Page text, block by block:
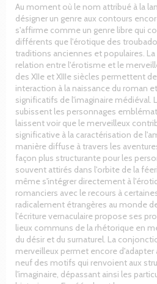
Au moment où le nom attribué à la
désigner un genre aux contours
s'affirme comme un genre libre qui
différents que l'érotique des
traditions anciennes et populaires.
relation entre l'érotisme et le
des XIIe et XIIIe siècles permettent
interaction à la naissance du roman
significatifs de l'imaginaire médiéval.
subissent les personnages
laissent voir que le merveilleux
significative à la caractérisation de
manière diffuse à travers les
façon plus structurante pour les
souvent attirés dans l'orbite de la
même s'intégrer directement à
romanciers avec le recours à
radicalement étrangères au monde
l'écriture vernaculaire propose ses
lieux communs de la rhétorique en
du désir et du surnaturel. La
merveilleux permet encore d'adapter
neuf des motifs qui renvoient aux
l'imaginaire, dépassant ainsi les